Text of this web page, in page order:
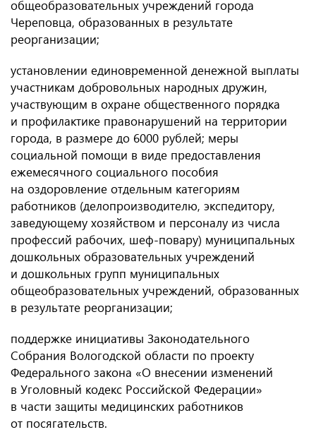
общеобразовательных учреждений города
Череповца, образованных в результате
реорганизации;
установлении единовременной денежной выплаты
участникам добровольных народных дружин,
участвующим в охране общественного порядка
и профилактике правонарушений на территории
города, в размере до 6000 рублей; меры
социальной помощи в виде предоставления
ежемесячного социального пособия
на оздоровление отдельным категориям
работников (делопроизводителю, экспедитору,
заведующему хозяйством и персоналу из числа
профессий рабочих, шеф-повару) муниципальных
дошкольных образовательных учреждений
и дошкольных групп муниципальных
общеобразовательных учреждений, образованных
в результате реорганизации;
поддержке инициативы Законодательного
Собрания Вологодской области по проекту
Федерального закона «О внесении изменений
в Уголовный кодекс Российской Федерации»
в части защиты медицинских работников
от посягательств.